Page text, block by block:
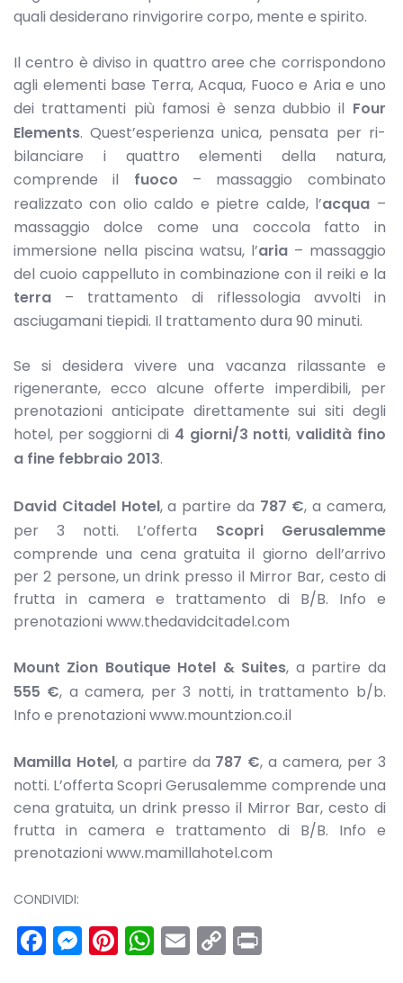
quali desiderano rinvigorire corpo, mente e spirito.
Il centro è diviso in quattro aree che corrispondono
agli elementi base Terra, Acqua, Fuoco e Aria e uno
dei trattamenti più famosi è senza dubbio il Four
Elements. Quest’esperienza unica, pensata per ri-
bilanciare i quattro elementi della natura,
comprende il fuoco – massaggio combinato
realizzato con olio caldo e pietre calde, l’acqua –
massaggio dolce come una coccola fatto in
immersione nella piscina watsu, l’aria– massaggio
del cuoio cappelluto in combinazione con il reiki e la
terra – trattamento di riflessologia avvolti in
asciugamani tiepidi. Il trattamento dura 90 minuti.
Se si desidera vivere una vacanza rilassante e
rigenerante, ecco alcune offerte imperdibili, per
prenotazioni anticipate direttamente sui siti degli
hotel, per soggiorni di 4 giorni/3 notti,validità fino
a fine febbraio 2013.
David Citadel Hotel, a partire da 787 €, a camera,
per 3 notti. L’offerta Scopri Gerusalemme
comprende una cena gratuita il giorno dell’arrivo
per 2 persone, un drink presso il Mirror Bar, cesto di
frutta in camera e trattamento di B/B. Info e
prenotazioni www.thedavidcitadel.com
Mount Zion Boutique Hotel & Suites, a partire da
555 €, a camera, per 3 notti, in trattamento b/b.
Info e prenotazioni www.mountzion.co.il
Mamilla Hotel, a partire da 787 €, a camera, per 3
notti. L’offerta Scopri Gerusalemme comprende una
cena gratuita, un drink presso il Mirror Bar, cesto di
frutta in camera e trattamento di B/B. Info e
prenotazioni www.mamillahotel.com
CONDIVIDI:
Facebook
Messenger
Pinterest
WhatsApp
Email
Copy
Link